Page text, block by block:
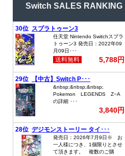
Switch SALES RANKING